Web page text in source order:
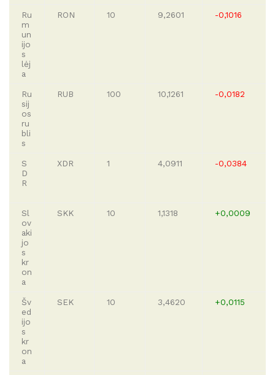
Ru
m
un
ijo
s
lėj
a
RON 10 9,2601 -0,1016
Ru
sij
os
ru
bli
s
RUB 100 10,1261 -0,0182
S
D
R
XDR 1 4,0911 -0,0384
Sl
ov
aki
jo
s
kr
on
a
SKK 10 1,1318 +0,0009
Šv
ed
ijo
s
kr
on
a
SEK 10 3,4620 +0,0115